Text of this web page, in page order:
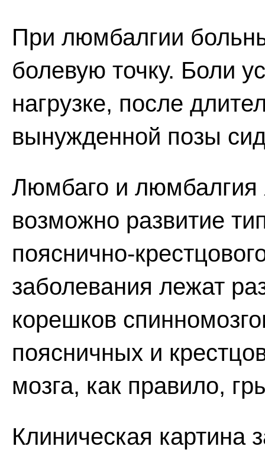
При люмбалгии
болевую точку. Боли
нагрузке, после
вынужденной позы
Люмбаго и
возможно развитие
пояснично-
заболевания лежат
корешков
поясничных и
мозга, как правило,
Клиническая картина